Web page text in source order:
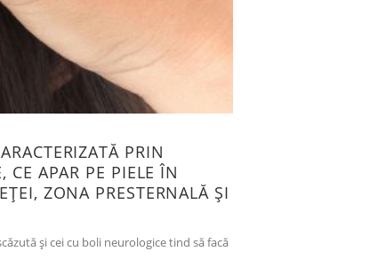
PRIN
CE APAR PE PIELE ÎN
ZONA PRESTERNALĂ ȘI
și cei cu boli neurologice tind să facă